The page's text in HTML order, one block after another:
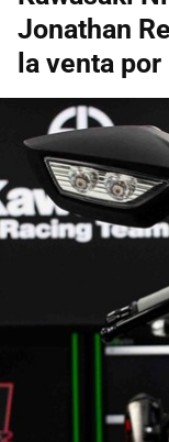
Jonathan
la venta